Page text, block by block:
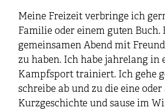
Meine Freizeit verbringe ich
Familie oder einem guten Buch.
gemeinsamen Abend mit
zu haben. Ich habe jahrelang in
Kampfsport trainiert. Ich gehe
schreibe ab und zu die eine oder
Kurzgeschichte und sause im